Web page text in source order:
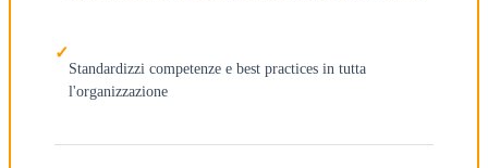
Standardizzi competenze e best practices in tutta
l'organizzazione